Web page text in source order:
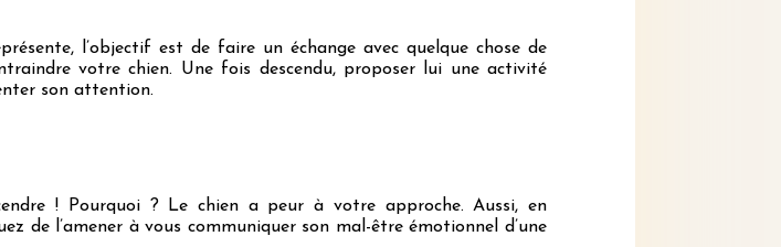
l’objectif est de faire un échange avec quelque chose de
votre chien. Une fois descendu, proposer lui une activité
son attention.
! Pourquoi ? Le chien a peur à votre approche. Aussi, en
de l’amener à vous communiquer son mal-être émotionnel d’une